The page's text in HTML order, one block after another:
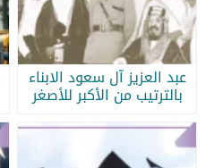
عبد العزيز آل سعود الابناء
بالترتيب من الأكبر للأصغر